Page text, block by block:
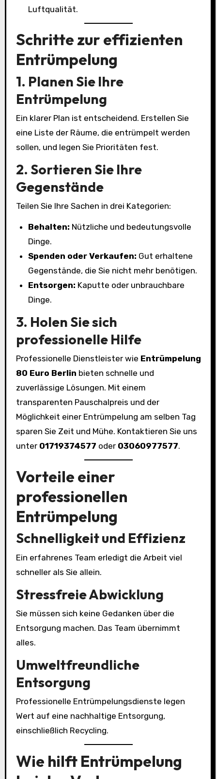
Luftqualität.
Schritte zur effizienten
Entrümpelung
1. Planen Sie Ihre
Entrümpelung
Ein klarer Plan ist entscheidend. Erstellen Sie
eine Liste der Räume, die entrümpelt werden
sollen, und legen Sie Prioritäten fest.
2. Sortieren Sie Ihre
Gegenstände
Teilen Sie Ihre Sachen in drei Kategorien:
Behalten: Nützliche und bedeutungsvolle
Dinge.
Spenden oder Verkaufen: Gut erhaltene
Gegenstände, die Sie nicht mehr benötigen.
Entsorgen: Kaputte oder unbrauchbare
Dinge.
3. Holen Sie sich
professionelle Hilfe
Professionelle Dienstleister wie Entrümpelung
80 Euro Berlin bieten schnelle und
zuverlässige Lösungen. Mit einem
transparenten Pauschalpreis und der
Möglichkeit einer Entrümpelung am selben Tag
sparen Sie Zeit und Mühe. Kontaktieren Sie uns
unter 01719374577 oder 03060977577.
Vorteile einer
professionellen
Entrümpelung
Schnelligkeit und Effizienz
Ein erfahrenes Team erledigt die Arbeit viel
schneller als Sie allein.
Stressfreie Abwicklung
Sie müssen sich keine Gedanken über die
Entsorgung machen. Das Team übernimmt
alles.
Umweltfreundliche
Entsorgung
Professionelle Entrümpelungsdienste legen
Wert auf eine nachhaltige Entsorgung,
einschließlich Recycling.
Wie hilft Entrümpelung